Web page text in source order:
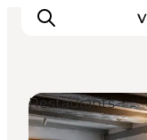
Restaurants